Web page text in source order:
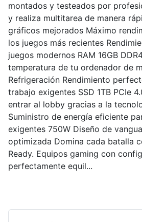
montados y testeados por
y realiza multitarea de manera
gráficos mejorados Máximo
los juegos más recientes
juegos modernos RAM 16GB
temperatura de tu ordenador de
Refrigeración Rendimiento
trabajo exigentes SSD 1TB PCIe
entrar al lobby gracias a la
Suministro de energía eficiente
exigentes 750W Diseño de
optimizada Domina cada batalla
Ready. Equipos gaming con
perfectamente equil...